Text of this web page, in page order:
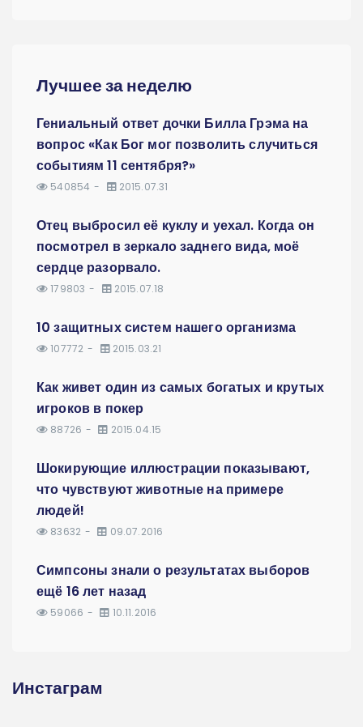
Лучшее за неделю
Гениальный ответ дочки Билла Грэма на
вопрос «Как Бог мог позволить случиться
событиям 11 сентября?»
540854 2015.07.31
Отец выбросил её куклу и уехал. Когда он
посмотрел в зеркало заднего вида, моё
сердце разорвало.
179803 2015.07.18
10 защитных систем нашего организма
107772 2015.03.21
Как живет один из самых богатых и крутых
игроков в покер
88726 2015.04.15
Шокирующие иллюстрации показывают,
что чувствуют животные на примере
людей!
83632 09.07.2016
Симпсоны знали о результатах выборов
ещё 16 лет назад
59066 10.11.2016
Инстаграм